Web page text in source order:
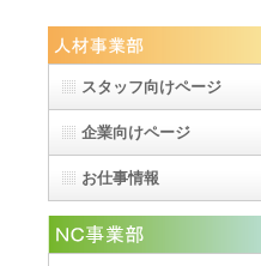
スタッフ向けページ
企業向けページ
お仕事情報